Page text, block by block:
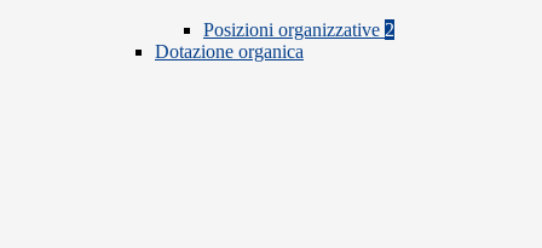
Posizioni organizzative 2
Dotazione organica